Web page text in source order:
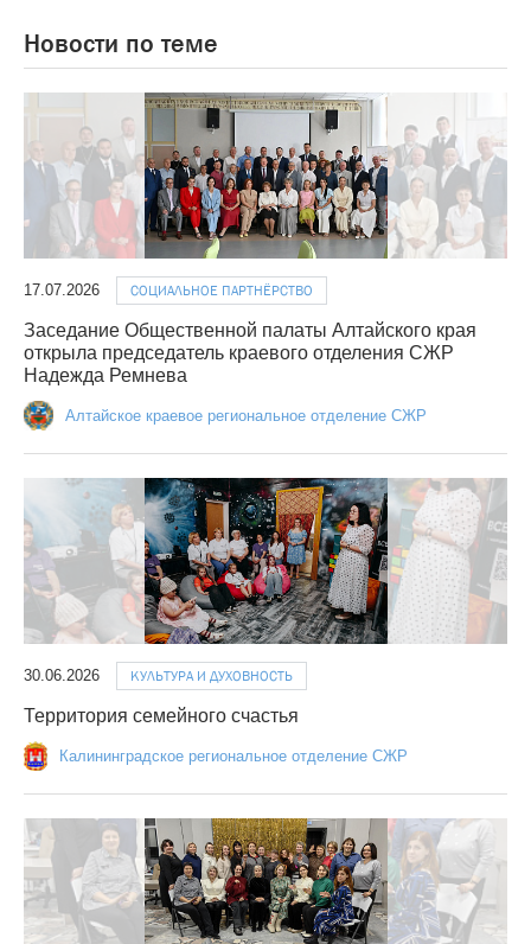
Новости по теме
17.07.2026 СОЦИАЛЬНОЕ ПАРТНЁРСТВО
Заседание Общественной палаты Алтайского края
открыла председатель краевого отделения СЖР
Надежда Ремнева
Алтайское краевое региональное отделение СЖР
30.06.2026 КУЛЬТУРА И ДУХОВНОСТЬ
Территория семейного счастья
Калининградское региональное отделение СЖР